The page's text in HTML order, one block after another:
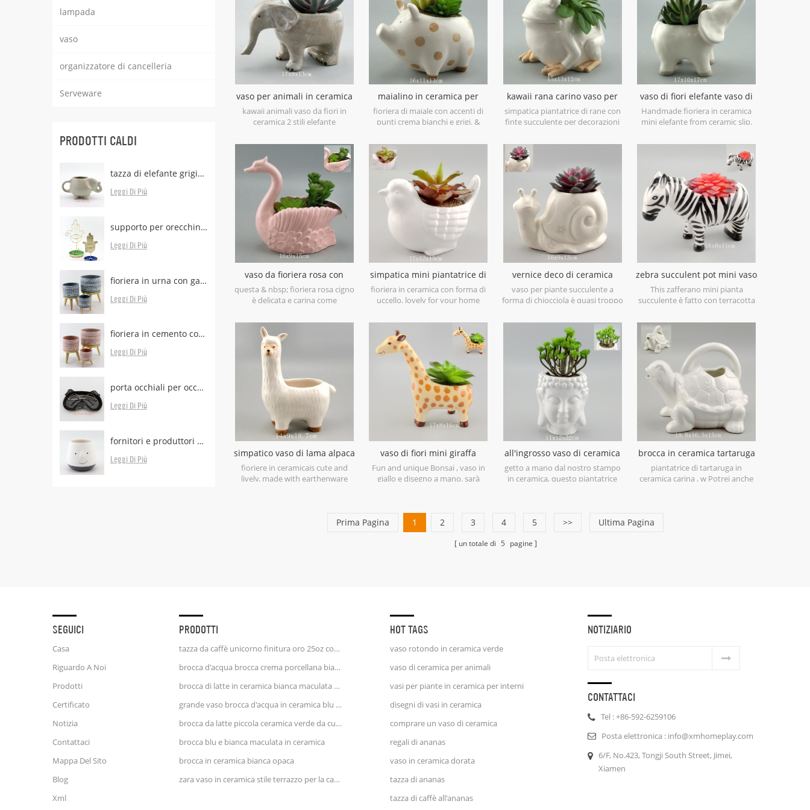
lampada
vaso
organizzatore di cancelleria
Serveware
PRODOTTI CALDI
tazza di elefante grigio con supporto per bustina di tè
Leggi Di Più
supporto per orecchini con forma di mano in ottone e vassoio
Leggi Di Più
fioriera in urna con gambe in legno
Leggi Di Più
fioriera in cemento con gambe in legno in vendita
Leggi Di Più
porta occhiali per occhiali da vista per scrivania
Leggi Di Più
fornitori e produttori di piantatrici di faccia
Leggi Di Più
vaso per animali in ceramica
con fioriera elefante
kawaii animali vaso da fiori in
ceramica 2 stili elefante
grasse fiore carino vaso bianco.
maialino in ceramica per
animali
fioriera di maiale con accenti di
punti crema bianchi e grigi. &
porcellane, sarebbe anche un
delizioso porta-spugna!
kawaii rana carino vaso per
fioriera per la casa
simpatica piantatrice di rane con
finte succulente per decorazioni
vaso di fiori elefante vaso di
ceramica bianca
Handmade fioriera in ceramica
mini elefante from ceramic slip.
finish with grey foot accent.
vaso da fioriera rosa con
fioriera cigno
questa & nbsp; fioriera rosa cigno
è delicata e carina come
presentata qui come piantatrice
di piante grasse, erbe o qualsiasi
altra piccola casa.
simpatica mini piantatrice di
uccelli in ceramica bianca
fioriera in ceramica con forma di
uccello, lovely for your home
vernice deco di ceramica
della casa del fiore della
lumaca di deco della casa
vaso per piante succulente a
forma di chiocciola è quasi troppo
sorriso e un bel fiore in superficie,
questa piantatrice fatta a mano
sarebbe un ottimo compagno di
ufficio.
zebra succulent pot mini vaso
in ceramica
This zafferano mini pianta
succulente è fatto con terracotta
striscia nera per essere naturale. è
piccola e carina e usata come
decorazione da tavolo.
simpatico vaso di lama alpaca
con piante piene
fioriere in ceramicais cute and
lively, made with earthenware
vaso di fiori mini giraffa
animale fioriera
Fun and unique Bonsai , vaso in
giallo e disegno a mano. sarà
succulente.
all'ingrosso vaso di ceramica
testa di buddha
getto a mano dal nostro stampo
in ceramica, questo piantatrice
piante. potrebbe avere un foro di
ottimo per le piante grasse con il
brocca in ceramica tartaruga
fatta a mano
piantatrice di tartaruga in
ceramica carina , w Potrei anche
Prima Pagina 1 2 3 4 5 >> Ultima Pagina
un totale di 5 pagine
SEGUICI
Casa
Riguardo A Noi
Prodotti
Certificato
Notizia
Contattaci
Mappa Del Sito
Blog
Xml
PRODOTTI
tazza da caffè unicorno finitura oro 25oz con finitura incisa
brocca d'acqua brocca crema porcellana bianca e strisce blu
brocca di latte in ceramica bianca maculata blu e rosa
grande vaso brocca d'acqua in ceramica blu e rossa
brocca da latte piccola ceramica verde da cucina
brocca blu e bianca maculata in ceramica
brocca in ceramica bianca opaca
zara vaso in ceramica stile terrazzo per la casa con la faccia
HOT TAGS
vaso rotondo in ceramica verde
vaso di ceramica per animali
vasi per piante in ceramica per interni
disegni di vasi in ceramica
comprare un vaso di ceramica
regali di ananas
vaso in ceramica dorata
tazza di ananas
tazza di caffè all'ananas
NOTIZIARIO
CONTATTACI
Tel : +86-592-6259106
Posta elettronica : info@xmhomeplay.com
6/F, No.423, Tongji South Street, Jimei,
Xiamen